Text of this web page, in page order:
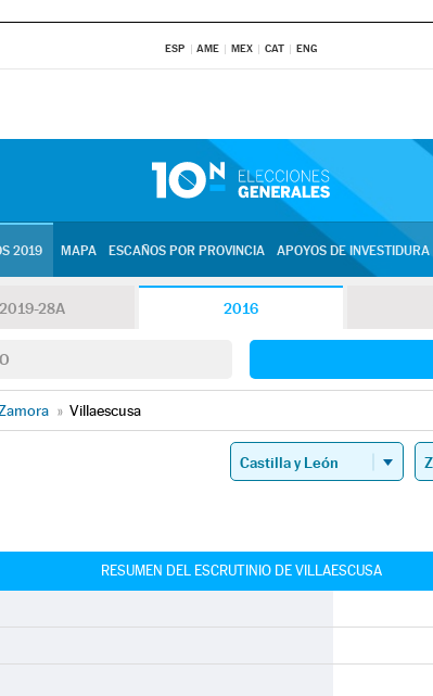
ESP AME MEX CAT ENG
2019 MAPA ESCAÑOS POR PROVINCIA APOYOS DE INVESTIDURA
2019-28A 2016
» Villaescusa
RESUMEN DEL ESCRUTINIO DE VILLAESCUSA